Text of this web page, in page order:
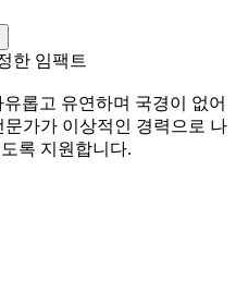
롭고 유연하며 국경이 없어
가가 이상적인 경력으로 나
록 지원합니다.